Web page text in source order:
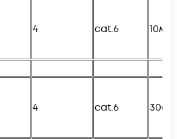
4 cat.6 10м
4 cat.6 30см